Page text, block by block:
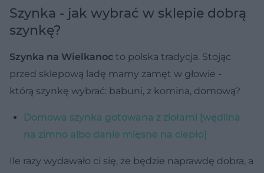
Szynka - jak wybrać w sklepie dobrą
szynkę?
Szynka na Wielkanoc to polska tradycja. Stojąc
przed sklepową ladę mamy zamęt w głowie -
którą szynkę wybrać: babuni, z komina, domową?
Domowa szynka gotowana z ziołami [wędlina
na zimno albo danie mięsne na ciepło]
Ile razy wydawało ci się, że będzie naprawdę dobra, a